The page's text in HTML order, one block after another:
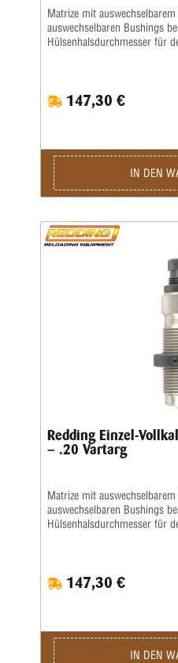
Matrize mit
auswechselbaren Bushings
Hülsenhalsdurchmesser für
Body Die- Standard-
Satz enthalten, bitte extra
147,30 €
IN DEN
Redding Einzel-
– .20 Vartarg
Matrize mit
auswechselbaren Bushings
Hülsenhalsdurchmesser für
Body Die- Standard-
Satz enthalten, bitte extra
147,30 €
IN DEN